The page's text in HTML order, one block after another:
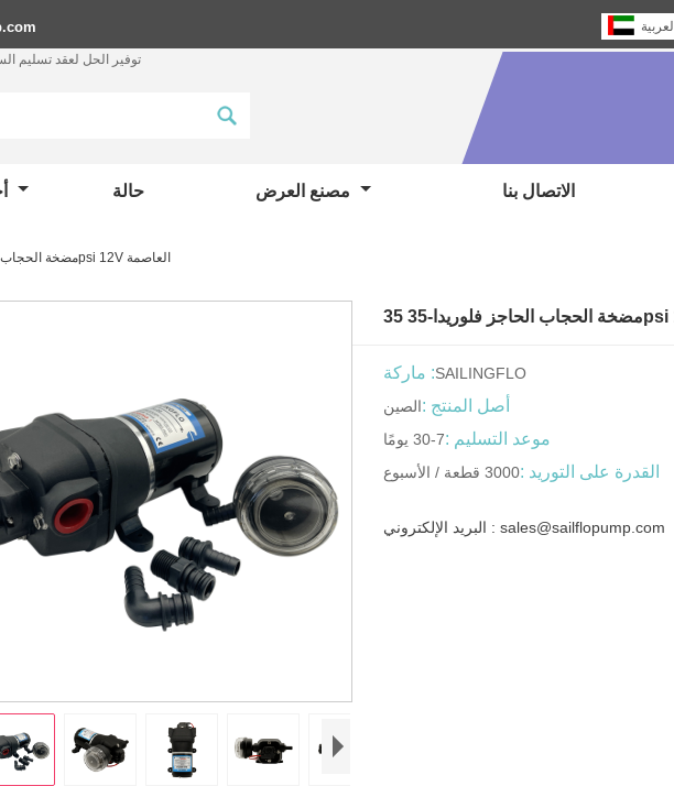
العربية
توفير الحل لعقد تسليم
حالة الاتصال بنا
مضخة الحجاب الحاجز فلوريدا-35 35psi 12V العاصمة
ماركة :SAILINGFLO
أصل المنتج :الصين
موعد التسليم :7-30 يومًا
القدرة على التوريد :3000 قطعة / الأسبوع
البريد الإلكتروني : sales@sailflopump.com